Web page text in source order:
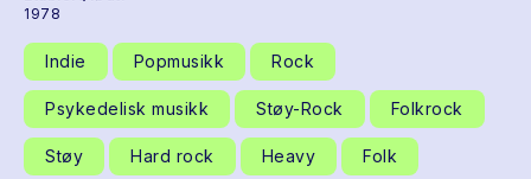
1978
Indie Popmusikk Rock
Psykedelisk musikk Støy-Rock Folkrock
Støy Hard rock Heavy Folk